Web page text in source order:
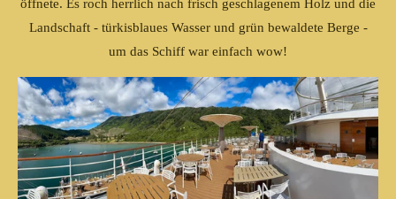
öffnete. Es roch herrlich nach frisch geschlagenem Holz und die
Landschaft - türkisblaues Wasser und grün bewaldete Berge -
um das Schiff war einfach wow!